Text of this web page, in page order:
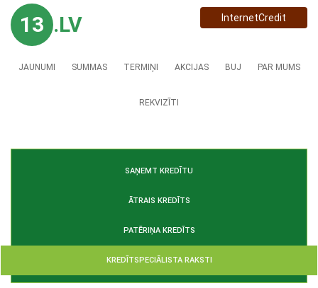
13 .LV InternetCredit
JAUNUMI SUMMAS TERMIŅI AKCIJAS BUJ PAR MUMS
REKVIZĪTI
SAŅEMT KREDĪTU
ĀTRAIS KREDĪTS
PATĒRIŅA KREDĪTS
KREDĪTSPECIĀLISTA RAKSTI